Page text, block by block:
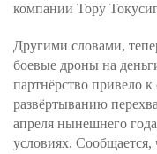
компании Тору
Другими словами,
боевые дроны на
партнёрство привело
развёртыванию
апреля нынешнего
условиях.